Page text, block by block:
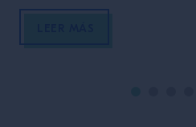
gestión de una barra de cinco